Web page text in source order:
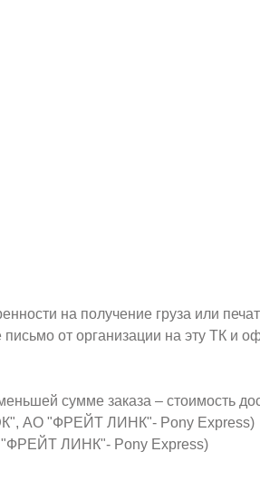
на получение груза или
от организации на эту ТК и
сумме заказа – стоимость
АО "ФРЕЙТ ЛИНК"- Pony Express)
"ФРЕЙТ ЛИНК"- Pony Express)